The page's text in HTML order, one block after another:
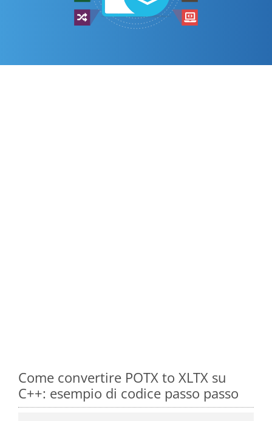
Come convertire POTX to XLTX su
C++: esempio di codice passo passo